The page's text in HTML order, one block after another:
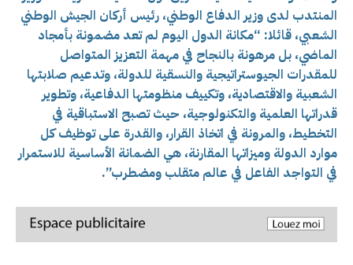
المنتدب لدى وزير الدفاع الوطني، رئيس أركان الجيش الوطني
الشعبي، قائلا: “مكانة الدول اليوم لم تعد مضمونة بأمجاد
الماضي، بل مرهونة بالنجاح في مهمة التعزيز المتواصل
للمقدرات الجيوستراتيجية والنسقية للدولة، وتدعيم صلابتها
الشعبية والاقتصادية، وتكييف منظومتها الدفاعية، وتطوير
قدراتها العلمية والتكنولوجية، حيث تصبح الاستباقية في
التخطيط، والمرونة في اتخاذ القرار، والقدرة على توظيف كل
موارد الدولة وميزاتها المقارنة، هي الضمانة الأساسية للاستمرار
في التواجد الفاعل في عالم متقلب ومضطرب”.